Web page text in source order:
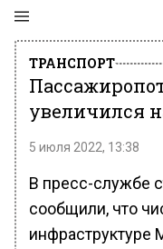
ТРАНСПОРТ
увеличился
5 июля 2022, 13:38
В пресс-службе
сообщили, что
инфраструктуре